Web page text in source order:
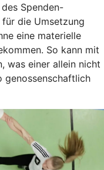
Spenden-
die Umsetzung
eine materielle
So kann mit
was einer allein nicht
genossenschaftlich